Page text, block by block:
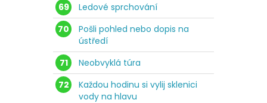
69
Ledové sprchování
70
Pošli pohled nebo dopis na
ústředí
71
Neobvyklá túra
72
Každou hodinu si vylij sklenici
vody na hlavu